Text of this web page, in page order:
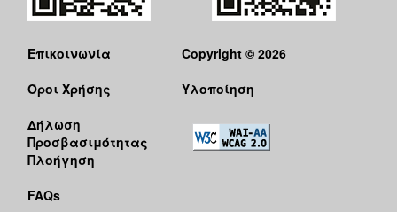
Επικοινωνία
Όροι Χρήσης
Δήλωση
Προσβασιμότητας
Πλοήγηση
FAQs
Copyright © 2026
Υλοποίηση